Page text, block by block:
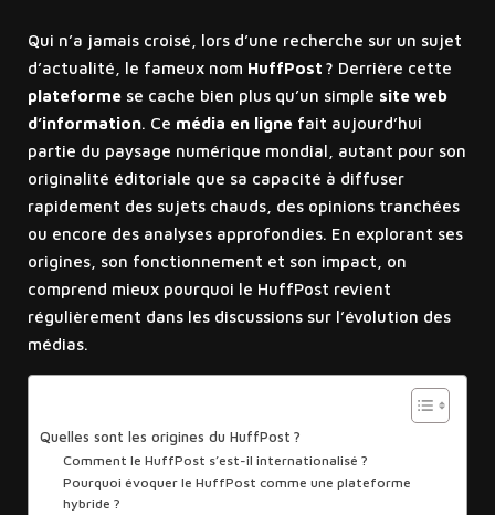
Qui n’a jamais croisé, lors d’une recherche sur un sujet
d’actualité, le fameux nom HuffPost ? Derrière cette
plateformese cache bien plus qu’un simple site web
d’information. Ce média en lignefait aujourd’hui
partie du paysage numérique mondial, autant pour son
originalité éditoriale que sa capacité à diffuser
rapidement des sujets chauds, des opinions tranchées
ou encore des analyses approfondies. En explorant ses
origines, son fonctionnement et son impact, on
comprend mieux pourquoi le HuffPost revient
régulièrement dans les discussions sur l’évolution des
médias.
Quelles sont les origines du HuffPost ?
Comment le HuffPost s’est-il internationalisé ?
Pourquoi évoquer le HuffPost comme une plateforme
hybride ?